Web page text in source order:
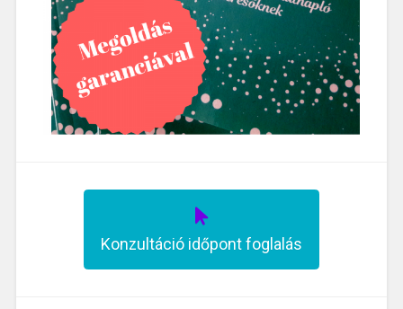
Konzultáció időpont foglalás